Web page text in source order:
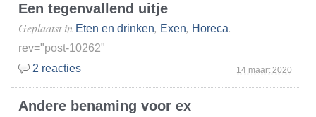
Een tegenvallend uitje
14 maart 2020
Geplaatst in Eten en drinken, Exen, Horeca.
rev="post-10262"
2 reacties
Andere benaming voor ex